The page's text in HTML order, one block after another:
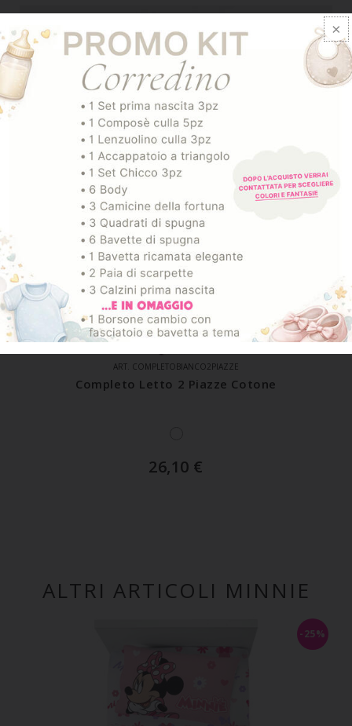
ART. COMPLETOBIANCO2PIAZZE
Completo Letto 2 Piazze Cotone
26,10 €
ALTRI ARTICOLI MINNIE
-25%